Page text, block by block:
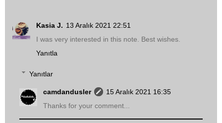
Kasia J. 13 Aralık 2021 22:51
I was very interested in this note. Best wishes.
Yanıtla
Yanıtlar
camdandusler
15 Aralık 2021 16:35
Thanks for your comment...